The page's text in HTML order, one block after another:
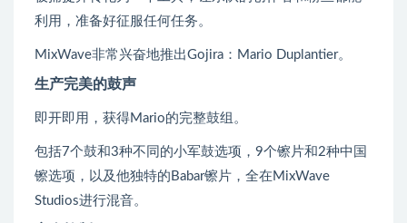
利用，准备好征服任何任务。
MixWave非常兴奋地推出Gojira：Mario Duplantier。
生产完美的鼓声
即开即用，获得Mario的完整鼓组。
包括7个鼓和3种不同的小军鼓选项，9个镲片和2种中国
镲选项，以及他独特的Babar镲片，全在MixWave
Studios进行混音。